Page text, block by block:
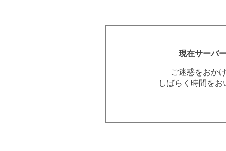
現在サーバ
ご迷惑をおか
しばらく時間を